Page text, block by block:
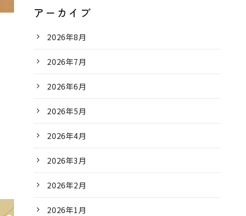
アーカイブ
2026年8月
2026年7月
2026年6月
2026年5月
2026年4月
2026年3月
2026年2月
2026年1月